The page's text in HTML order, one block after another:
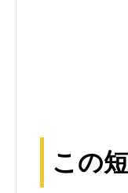
この